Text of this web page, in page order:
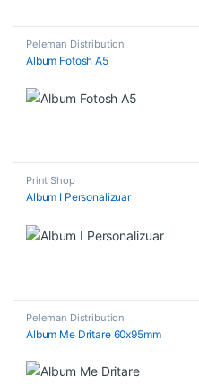
Peleman Distribution
Album Fotosh A5
Print Shop
Album I Personalizuar
Peleman Distribution
Album Me Dritare 60x95mm